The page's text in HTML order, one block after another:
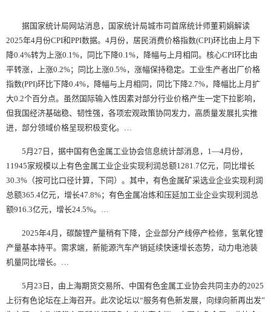
据国家统计局网站消息，国家统计局城市司首席统计师董莉娟解读
2025年4月份CPI和PPI数据。4月份，居民消费价格指数(CPI)环比由上月下
降0.4%转为上涨0.1%，同比下降0.1%，降幅与上月相同。核心CPI环比由
平转涨，上涨0.2%；同比上涨0.5%，涨幅保持稳定。工业生产者出厂价格
指数(PPI)环比下降0.4%，降幅与上月相同，同比下降2.7%，降幅比上月扩
大0.2个百分点。虽然国际输入性因素对部分行业价格产生一定下拉影响，
但我国经济基础稳、韧性强，各项宏观政策协同发力，高质量发展扎实推
进，部分领域价格呈现积极变化。…
5月27日，据中国有色金属工业协会信息统计部消息，1—4月份，
11945家规模以上有色金属工业企业实现利润总额1281.7亿元，同比增长
30.3%（按可比口径计算，下同）。其中，有色金属矿采选业企业实现利润
总额365.4亿元，增长47.8%；有色金属冶炼和压延加工业企业实现利润总
额916.3亿元，增长24.5%。…
2025年4月，碳酸锂产量稍有下降，企业部分产线停产检修，氢氧化锂
产量基本持平。需求端，新能源汽车产销延续快速增长态势，动力电池装
机量同比增长。…
5月23日，由上海期货交易所、中国有色金属工业协会共同主办的2025
上衍有色论坛在上海召开。此次论坛以“服务有色新发展，向绿向新再出发”